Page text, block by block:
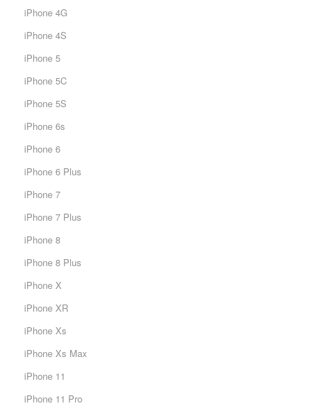
iPhone 4G
iPhone 4S
iPhone 5
iPhone 5C
iPhone 5S
iPhone 6s
iPhone 6
iPhone 6 Plus
iPhone 7
iPhone 7 Plus
iPhone 8
iPhone 8 Plus
iPhone X
iPhone XR
iPhone Xs
iPhone Xs Max
iPhone 11
iPhone 11 Pro